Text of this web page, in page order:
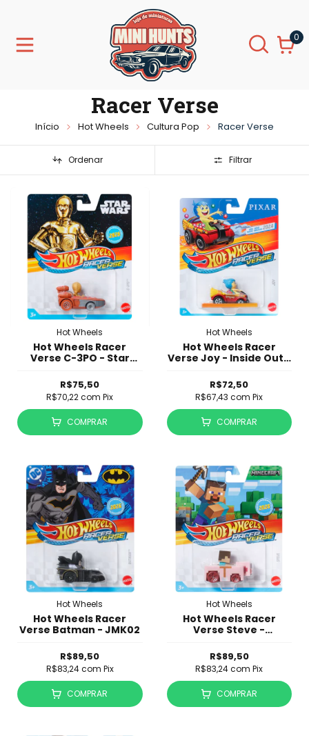
0
Racer Verse
Início Hot Wheels Cultura Pop Racer Verse
Ordenar Filtrar
Hot Wheels
Hot Wheels Racer
Verse C-3PO - Star
R$75,50
R$70,22com Pix
COMPRAR
Hot Wheels
Hot Wheels Racer
Verse Joy - Inside Out -
R$72,50
R$67,43com Pix
COMPRAR
Hot Wheels
Hot Wheels Racer
Verse Batman - JMK02
R$89,50
R$83,24com Pix
COMPRAR
Hot Wheels
Hot Wheels Racer
Verse Steve -
R$89,50
R$83,24com Pix
COMPRAR